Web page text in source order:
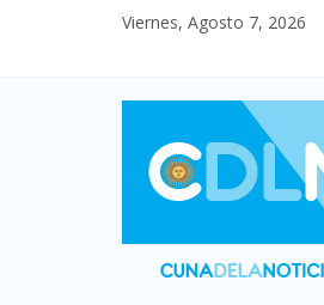
Viernes, Agosto 7, 2026